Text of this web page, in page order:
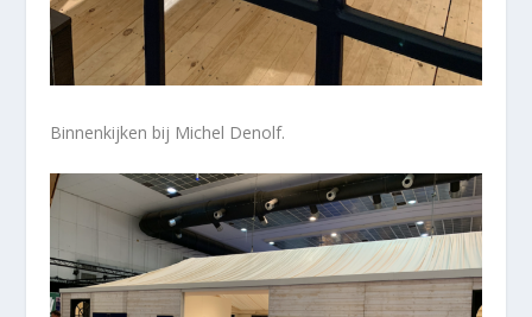
Binnenkijken bij Michel Denolf.